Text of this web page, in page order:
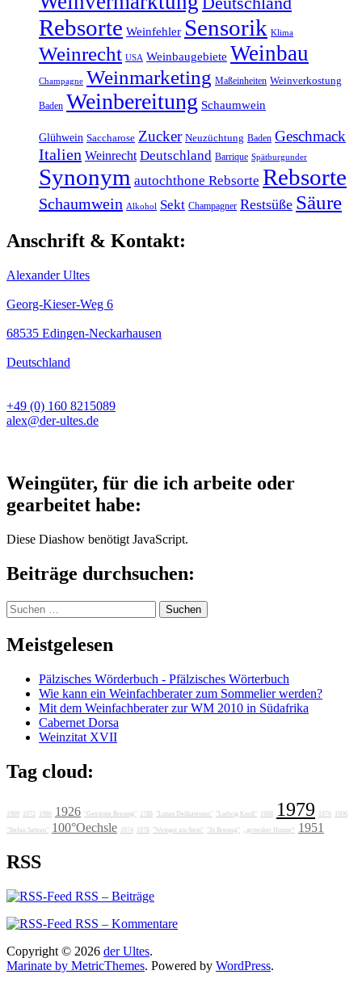
Rebsorte Weinfehler Sensorik Klima
Weinrecht USA Weinbaugebiete Weinbau
Champagne Weinmarketing Maßeinheiten Weinverkostung
Baden Weinbereitung Schaumwein
Glühwein Saccharose Zucker Neuzüchtung Baden Geschmack
Italien Weinrecht Deutschland Barrique Spätburgunder
Synonym autochthone Rebsorte Rebsorte
Schaumwein Alkohol Sekt Champagner Restsüße Säure
Anschrift & Kontakt:
Alexander Ultes
Georg-Kieser-Weg 6
68535 Edingen-Neckarhausen
Deutschland
+49 (0) 160 8215089
alex@der-ultes.de
Weingüter, für die ich arbeite oder
gearbeitet habe:
Diese Diashow benötigt JavaScript.
Beiträge durchsuchen:
Suchen
nach:
Meistgelesen
Pälzisches Wörderbuch - Pfälzisches Wörterbuch
Wie kann ein Weinfachberater zum Sommelier werden?
Mit dem Weinfachberater zur WM 2010 in Südafrika
Cabernet Dorsa
Weinzitat XVII
Tag cloud:
1989 1972 1986 1926 "Getränke Breunig" 1788 "Lunas Delikatessen" "Ludwig Knoll" 1988 1979 1976 1606
"Stefan Sattran" 100°Oechsle 1974 1978 "Weingut am Stein" "Jo Breunig" „grotesker Humor“ 1951
RSS
RSS – Beiträge
RSS – Kommentare
Copyright © 2026 der Ultes.
Marinate by MetricThemes. Powered by WordPress.